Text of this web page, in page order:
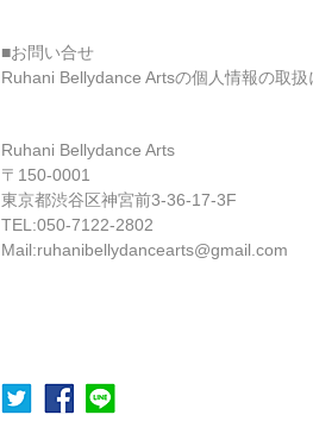
■お問い合せ
Ruhani Bellydance Artsの個人情報の取
Ruhani Bellydance Arts
〒150-0001
東京都渋谷区神宮前3-36-17-3F
TEL:050-7122-2802
Mail:ruhanibellydancearts@gmail.com